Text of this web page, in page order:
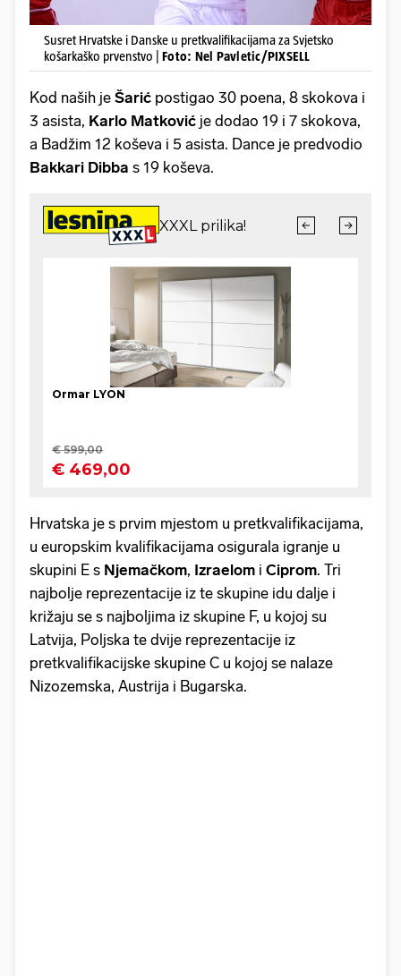
Susret Hrvatske i Danske u pretkvalifikacijama za Svjetsko
košarkaško prvenstvo | Foto: Nel Pavletic/PIXSELL
Kod naših je Šarić postigao 30 poena, 8 skokova i
3 asista, Karlo Matković je dodao 19 i 7 skokova,
a Badžim 12 koševa i 5 asista. Dance je predvodio
Bakkari Dibba s 19 koševa.
Hrvatska je s prvim mjestom u pretkvalifikacijama,
u europskim kvalifikacijama osigurala igranje u
skupini E s Njemačkom, Izraelom i Ciprom. Tri
najbolje reprezentacije iz te skupine idu dalje i
križaju se s najboljima iz skupine F, u kojoj su
Latvija, Poljska te dvije reprezentacije iz
pretkvalifikacijske skupine C u kojoj se nalaze
Nizozemska, Austrija i Bugarska.